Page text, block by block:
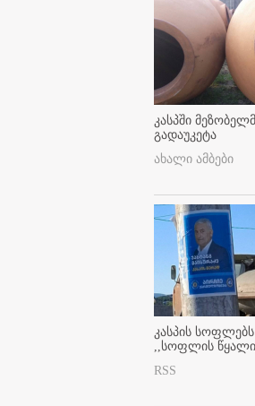
კასპში
გადაუკეტა
ახალი ამბები
კასპის
,,სოფლის
RSS